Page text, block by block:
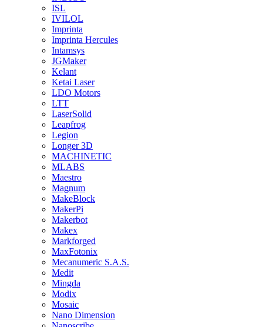
ISL
IVILOL
Imprinta
Imprinta Hercules
Intamsys
JGMaker
Kelant
Ketai Laser
LDO Motors
LTT
LaserSolid
Leapfrog
Legion
Longer 3D
MACHINETIC
MLABS
Maestro
Magnum
MakeBlock
MakerPi
Makerbot
Makex
Markforged
MaxFotonix
Mecanumeric S.A.S.
Medit
Mingda
Modix
Mosaic
Nano Dimension